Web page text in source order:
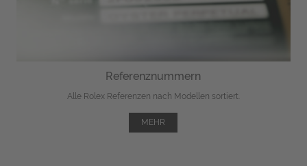
Referenznummern
Alle Rolex Referenzen nach Modellen sortiert.
MEHR